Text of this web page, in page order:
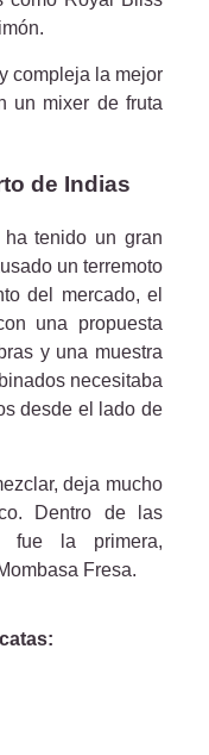
compleja la mejor
un mixer de fruta
de Indias
tenido un gran
un terremoto
del mercado, el
una propuesta
y una muestra
necesitaba
desde el lado de
deja mucho
Dentro de las
la primera,
Fresa.